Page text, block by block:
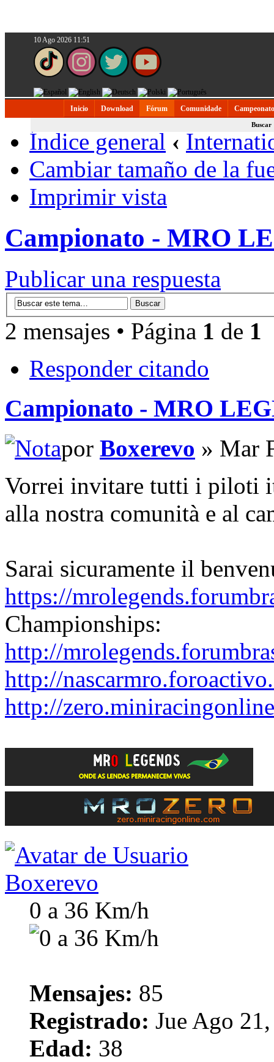
10 Ago 2026 11:51
Inicio Download Fórum Comunidade
Buscar
Índice general ‹
Cambiar tamaño de la
Imprimir vista
Campionato - MRO
Publicar una respuesta
2 mensajes • Página 1 de 1
Responder citando
Campionato - MRO
por Boxerevo » Mar
Vorrei invitare tutti i piloti
alla nostra comunità e al
Sarai sicuramente il
https://
Championships:
http://
http://
http://
Boxerevo
0 a 36 Km/h
Mensajes: 85
Registrado: Jue Ago
Edad: 38